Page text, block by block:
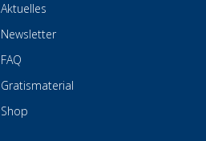
Aktuelles
Newsletter
FAQ
Gratismaterial
Shop